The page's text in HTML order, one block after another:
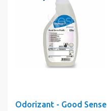
Odorizant - Good Sense